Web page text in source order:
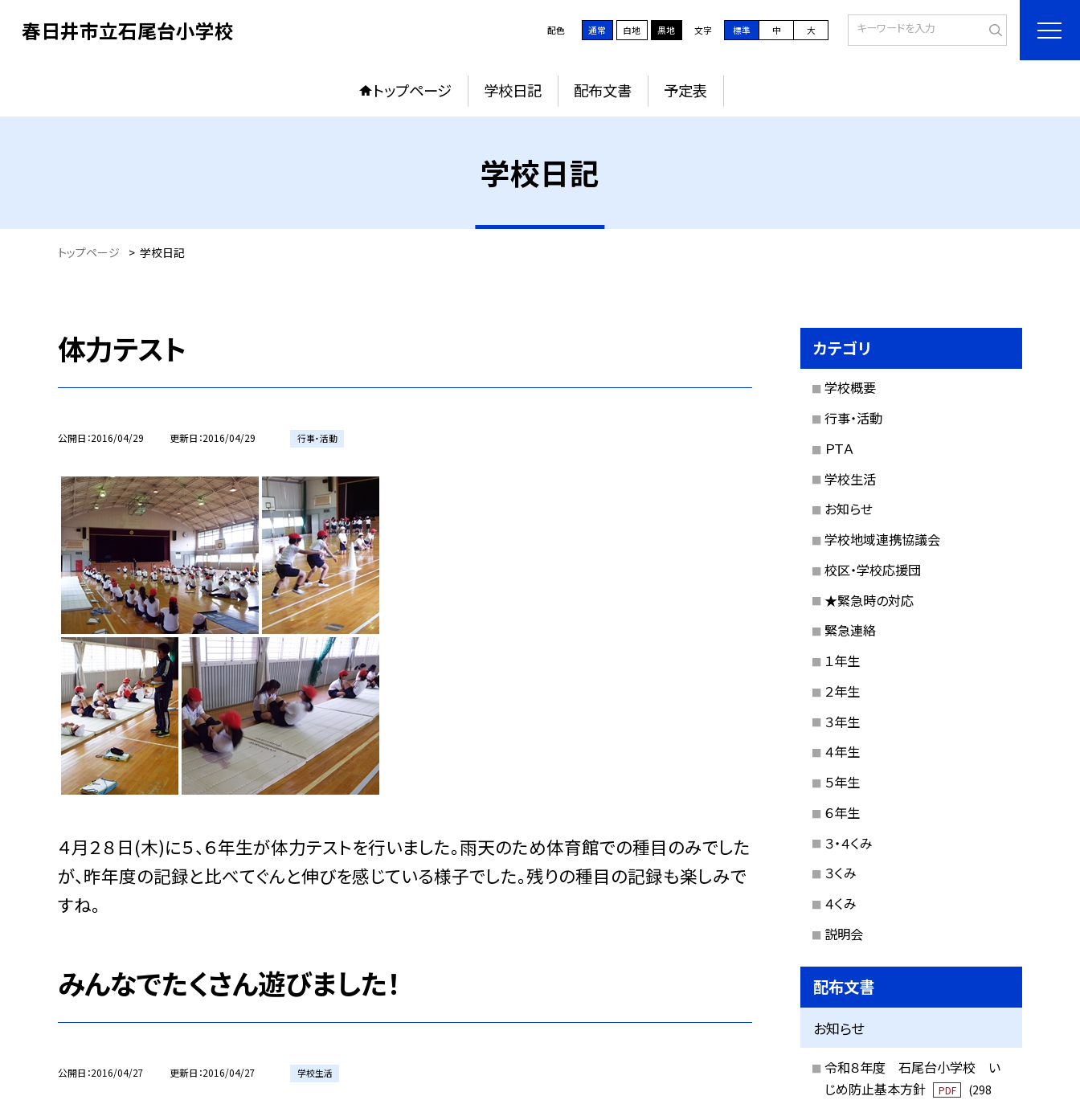
春日井市立石尾台小学校 配色 通常 白地 黒地 文字 標準 中 大
トップページ 学校日記 配布文書 予定表
学校日記
トップページ > 学校日記
体力テスト
公開日 2016/04/29 更新日 2016/04/29 行事・活動
４月２８日(木)に５、６年生が体力テストを行いました。雨天のため体育館での種目のみでした
が、昨年度の記録と比べてぐんと伸びを感じている様子でした。残りの種目の記録も楽しみで
すね。
みんなでたくさん遊びました！
公開日 2016/04/27 更新日 2016/04/27 学校生活
カテゴリ
学校概要
行事・活動
ＰＴＡ
学校生活
お知らせ
学校地域連携協議会
校区・学校応援団
★緊急時の対応
緊急連絡
１年生
２年生
３年生
４年生
５年生
６年生
３・４くみ
３くみ
４くみ
説明会
配布文書
お知らせ
令和８年度 石尾台小学校 い
じめ防止基本方針
PDF
(298